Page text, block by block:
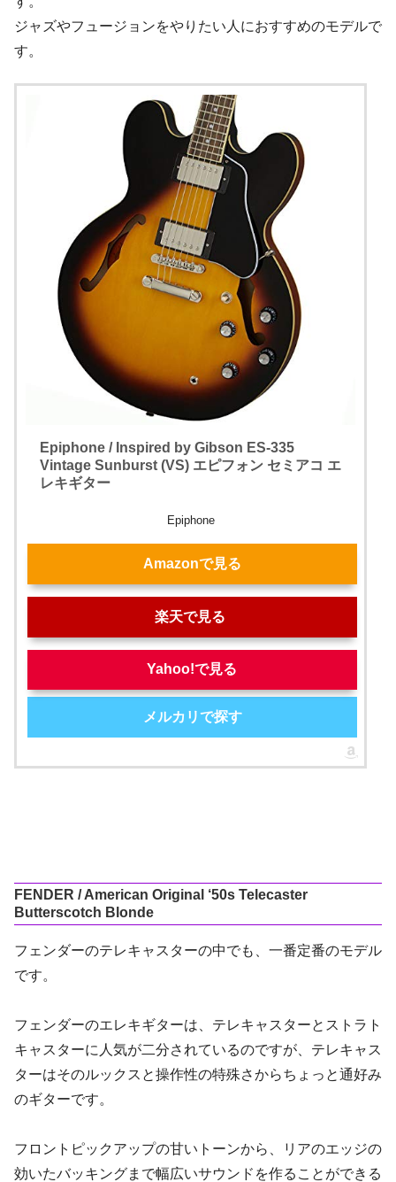
ジャズやフュージョンをやりたい人におすすめのモデルで
す。
Epiphone / Inspired by Gibson ES-335
Vintage Sunburst (VS) エピフォン セミアコ エ
レキギター
Epiphone
Amazonで見る
楽天で見る
Yahoo!で見る
メルカリで探す
FENDER / American Original ‘50s Telecaster
Butterscotch Blonde
フェンダーのテレキャスターの中でも、一番定番のモデル
です。
フェンダーのエレキギターは、テレキャスターとストラト
キャスターに人気が二分されているのですが、テレキャス
ターはそのルックスと操作性の特殊さからちょっと通好み
のギターです。
フロントピックアップの甘いトーンから、リアのエッジの
効いたバッキングまで幅広いサウンドを作ることができる